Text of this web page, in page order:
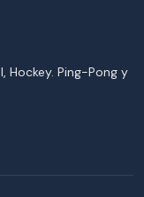
Hockey. Ping-Pong y